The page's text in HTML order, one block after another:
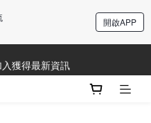
開啟APP
獲得最新資訊
獲得最新資訊
操作ATM與提供個人資訊